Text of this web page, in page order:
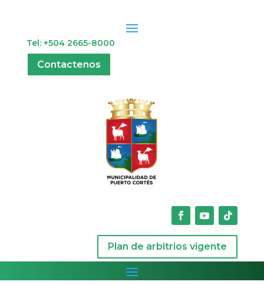
Tel: +504 2665-8000
Contactenos
Plan de arbitrios vigente